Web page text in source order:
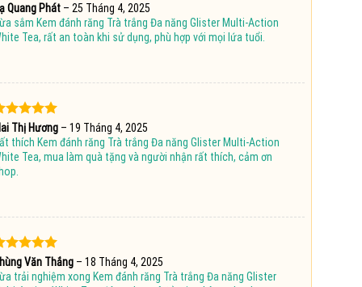
xếp
55
Quang Phát – 25 Tháng 4, 2025
sắm Kem đánh răng Trà trắng Đa năng Glister Multi-Action
Tea, rất an toàn khi sử dụng, phù hợp với mọi lứa tuổi.
xếp
55
Thị Hương – 19 Tháng 4, 2025
thích Kem đánh răng Trà trắng Đa năng Glister Multi-Action
Tea, mua làm quà tặng và người nhận rất thích, cảm ơn
xếp
5 5
Văn Thắng – 18 Tháng 4, 2025
trải nghiệm xong Kem đánh răng Trà trắng Đa năng Glister